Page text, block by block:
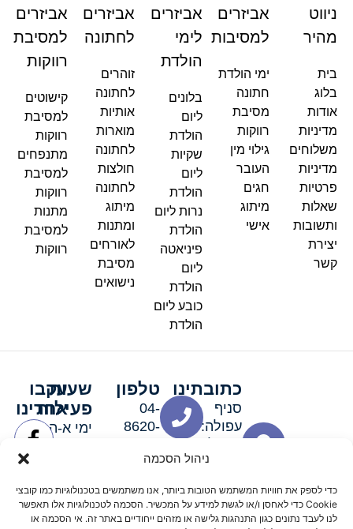
ניהול הסכמה
כדי לספק את חוויות המשתמש הטובות ביותר, אנו משתמשים בטכנולוגיות כמו קובצי
Cookie כדי לאחסן ו/או לגשת למידע על המכשיר. הסכמה לטכנולוגיות אלו תאפשר
לנו לעבד נתונים כגון התנהגות גלישה או מזהים ייחודיים באתר זה. אי הסכמה או
ניווט
מהיר
בית
בלוג
אודות
מדיניות
משלוחים
מדיניות
פרטיות
שאלות
ותשובות
יצירת
קשר
אביזרים
למסיבות
ימי הולדת
חתונה
מסיבת
רווקות
גילוי מין
העובר
חגים
מיתוג
אישי
אביזרים
לימי
הולדת
בלונים
ליום
הולדת
שקיות
ליום
הולדת
נרות ליום
הולדת
פיניאטה
ליום
הולדת
כובע ליום
הולדת
אביזרים
לחתונה
זוהרים
לחתונה
אותיות
מוארות
לחתונה
חולצות
לחתונה
מיתוג
ומתנות
לאורחים
מסיבת
נישואים
אביזרים
למסיבת
רווקות
קישוטים
למסיבת
רווקות
מתנפחים
למסיבת
רווקות
מתנות
למסיבת
רווקות
כתובתינו
סניף
עפולה:
סניף מגדל
האלה 19
טלפון
04-
8620-
שעות
פעילות
ימי א-ה:
ימי שישי
וערבי חג:
8:30-
עקבו
אחרינו